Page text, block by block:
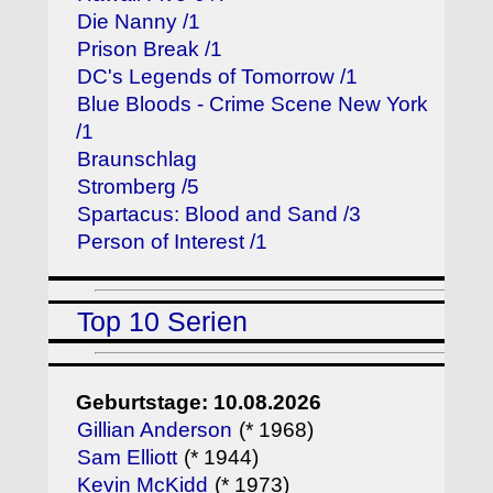
Die Nanny /1
Prison Break /1
DC's Legends of Tomorrow /1
Blue Bloods - Crime Scene New York
/1
Braunschlag
Stromberg /5
Spartacus: Blood and Sand /3
Person of Interest /1
Top 10 Serien
Geburtstage: 10.08.2026
Gillian Anderson (* 1968)
Sam Elliott (* 1944)
Kevin McKidd (* 1973)